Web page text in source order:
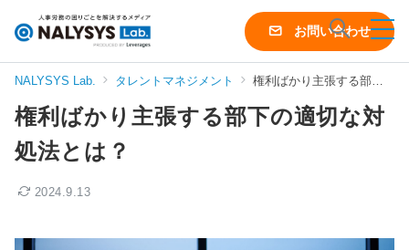
シ
お問い合わせ
NALYSYS Lab. タレントマネジメント 権利ばかり主張する部下の適切な対処法とは？
権利ばかり主張する部下の適切な対
処法とは？
2024.9.13